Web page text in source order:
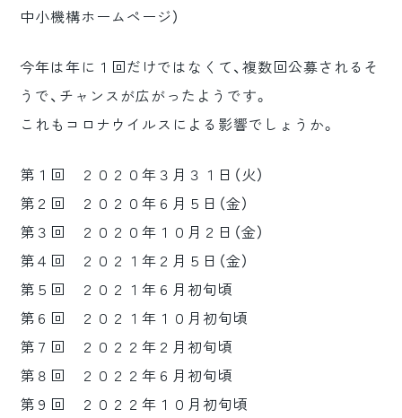
中小機構ホームページ）
今年は年に１回だけではなくて、複数回公募されるそ
うで、チャンスが広がったようです。
これもコロナウイルスによる影響でしょうか。
第１回 ２０２０年３月３１日（火）
第２回 ２０２０年６月５日（金）
第３回 ２０２０年１０月２日（金）
第４回 ２０２１年２月５日（金）
第５回 ２０２１年６月初旬頃
第６回 ２０２１年１０月初旬頃
第７回 ２０２２年２月初旬頃
第８回 ２０２２年６月初旬頃
第９回 ２０２２年１０月初旬頃